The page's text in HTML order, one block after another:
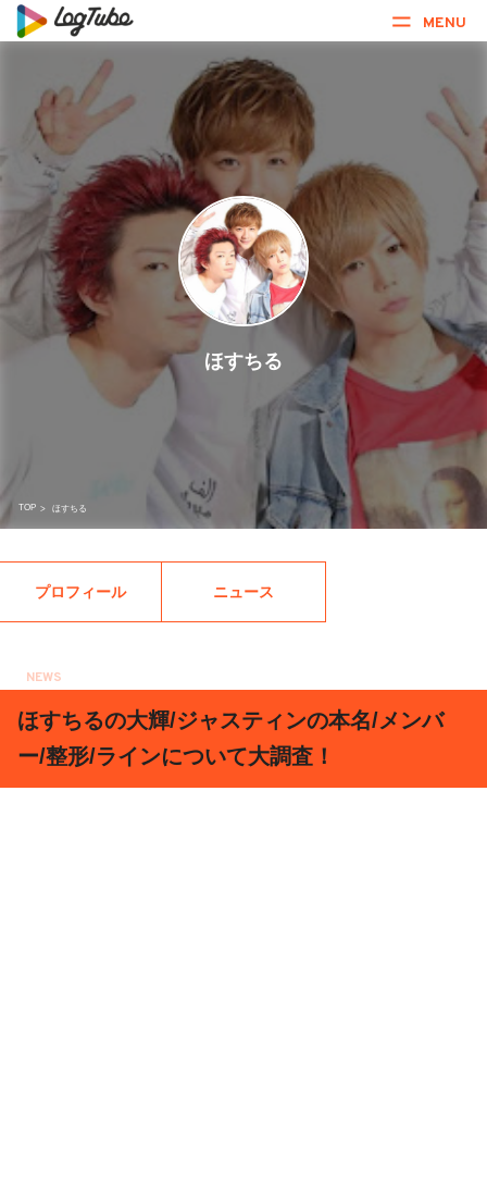
MENU
ほすちる
TOP > ほすちる
プロフィール ニュース
NEWS
ほすちるの大輝/ジャスティンの本名/メンバ
ー/整形/ラインについて大調査！